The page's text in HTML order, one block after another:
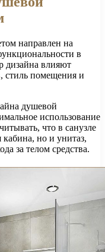
направлен на
в
дизайна влияют
стиль помещения и
душевой
использование
что в санузле
но и унитаз,
за телом средства.